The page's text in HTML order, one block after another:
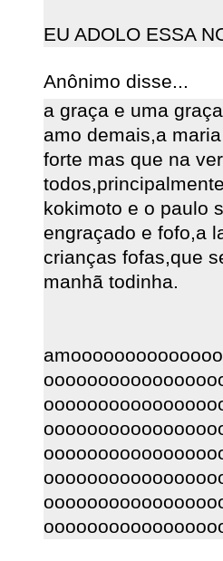
EU ADOLO ESSA
Anônimo disse...
a graça e uma
amo demais,a
forte mas que na
kokimoto e o paulo
engraçado e fofo,a
crianças fofas,que
manhã todinha.